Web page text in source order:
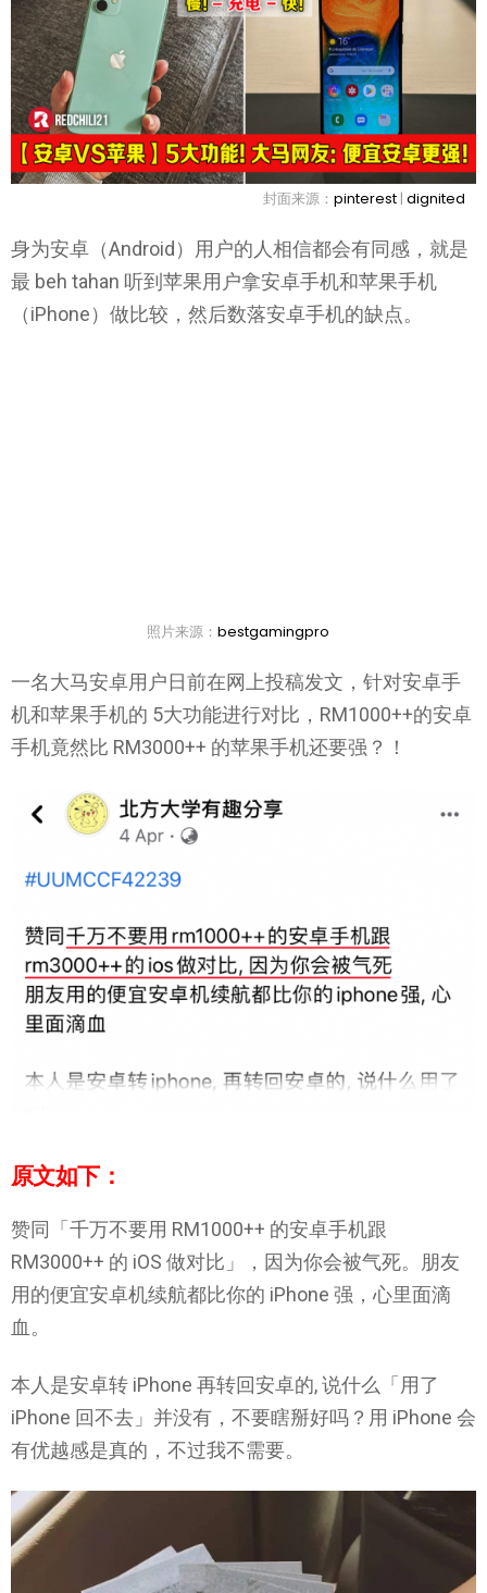
封面来源： pinterest | dignited
身为安卓（Android）用户的人相信都会有同感，就是
最 beh tahan 听到苹果用户拿安卓手机和苹果手机
（iPhone）做比较，然后数落安卓手机的缺点。
照片来源： bestgamingpro
一名大马安卓用户日前在网上投稿发文，针对安卓手
机和苹果手机的 5大功能进行对比，RM1000++的安卓
手机竟然比 RM3000++ 的苹果手机还要强？！
原文如下：
赞同「千万不要用 RM1000++ 的安卓手机跟
RM3000++ 的 iOS 做对比」，因为你会被气死。朋友
用的便宜安卓机续航都比你的 iPhone 强，心里面滴
血。
本人是安卓转 iPhone 再转回安卓的, 说什么「用了
iPhone 回不去」并没有，不要瞎掰好吗？用 iPhone 会
有优越感是真的，不过我不需要。